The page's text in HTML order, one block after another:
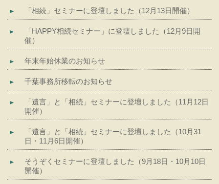
「相続」セミナーに登壇しました（12月13日開催）
「HAPPY相続セミナー」に登壇しました（12月9日開
催）
年末年始休業のお知らせ
千葉事務所移転のお知らせ
「遺言」と「相続」セミナーに登壇しました（11月12日
開催）
「遺言」と「相続」セミナーに登壇しました（10月31
日・11月6日開催）
そうぞくセミナーに登壇しました（9月18日・10月10日
開催）